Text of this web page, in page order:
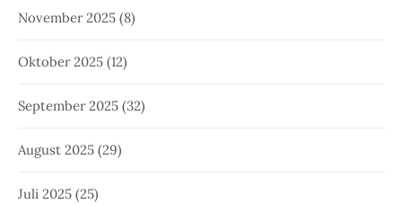
November 2025 (8)
Oktober 2025 (12)
September 2025 (32)
August 2025 (29)
Juli 2025 (25)